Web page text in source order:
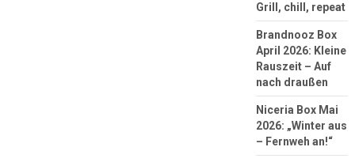
Grill, chill, repeat
Brandnooz Box
April 2026: Kleine
Rauszeit – Auf
nach draußen
Niceria Box Mai
2026: „Winter aus
– Fernweh an!“